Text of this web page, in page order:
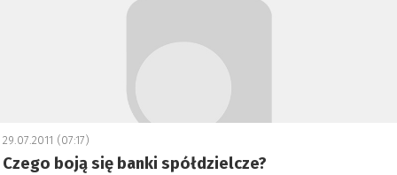
29.07.2011 (07:17)
Czego boją się banki spółdzielcze?